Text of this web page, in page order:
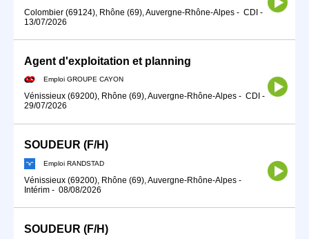
Colombier (69124), Rhône (69), Auvergne-Rhône-Alpes - CDI -
13/07/2026
Agent d'exploitation et planning
Emploi GROUPE CAYON
Vénissieux (69200), Rhône (69), Auvergne-Rhône-Alpes - CDI -
29/07/2026
SOUDEUR (F/H)
Emploi RANDSTAD
Vénissieux (69200), Rhône (69), Auvergne-Rhône-Alpes -
Intérim - 08/08/2026
SOUDEUR (F/H)